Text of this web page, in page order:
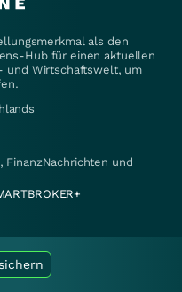
als den
Hub für einen aktuellen
und Wirtschaftswelt, um
FinanzNachrichten und